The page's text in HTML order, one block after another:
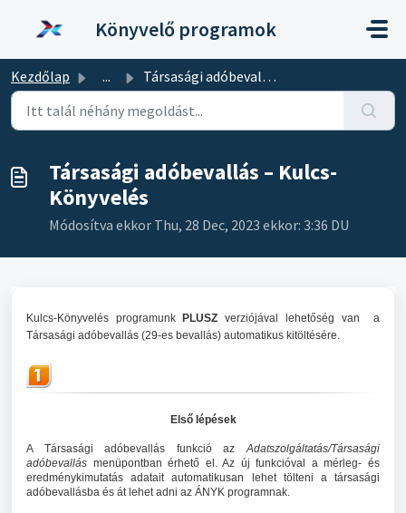
Könyvelő programok
Kezdőlap ... Társasági adóbevallás – Kulcs-Könyvelés
Társasági adóbevallás – Kulcs-
Könyvelés
Módosítva ekkor Thu, 28 Dec, 2023 ekkor: 3:36 DU
Kulcs-Könyvelés programunk PLUSZ verziójával lehetőség van a
Társasági adóbevallás (29-es bevallás) automatikus kitöltésére.
Első lépések
A Társasági adóbevallás funkció azAdatszolgáltatás/Társasági
adóbevallás menüpontban érhető el. Az új funkcióval a mérleg- és
eredménykimutatás adatait automatikusan lehet tölteni a társasági
adóbevallásba és át lehet adni az ÁNYK programnak.